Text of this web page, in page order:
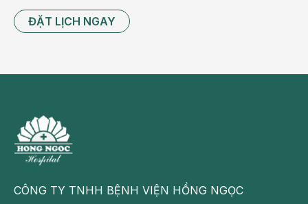
ĐẶT LỊCH NGAY
CÔNG TY TNHH BỆNH VIỆN HỒNG NGỌC